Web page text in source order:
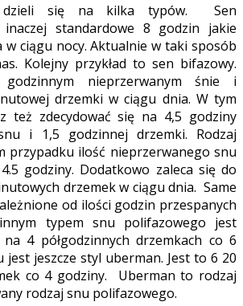
dzieli się na kilka typów. Sen
standardowe 8 godzin jakie
w ciągu nocy. Aktualnie w taki sposób
Kolejny przykład to sen bifazowy.
nieprzerwanym śnie i
drzemki w ciągu dnia. W tym
też zdecydować się na 4,5 godziny
i 1,5 godzinnej drzemki. Rodzaj
przypadku ilość nieprzerwanego snu
godziny. Dodatkowo zaleca się do
drzemek w ciągu dnia. Same
od ilości godzin przespanych
typem snu polifazowego jest
4 półgodzinnych drzemkach co 6
jest jeszcze styl uberman. Jest to 6 20
co 4 godziny. Uberman to rodzaj
rodzaj snu polifazowego.